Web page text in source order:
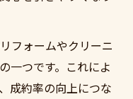
フォームやクリーニ
一つです。これによ
成約率の向上につな